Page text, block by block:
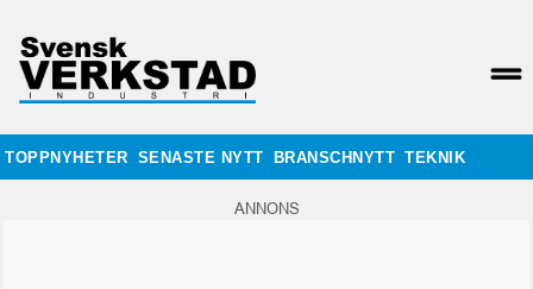
TOPPNYHETER SENASTE NYTT BRANSCHNYTT TEKNIK
ANNONS